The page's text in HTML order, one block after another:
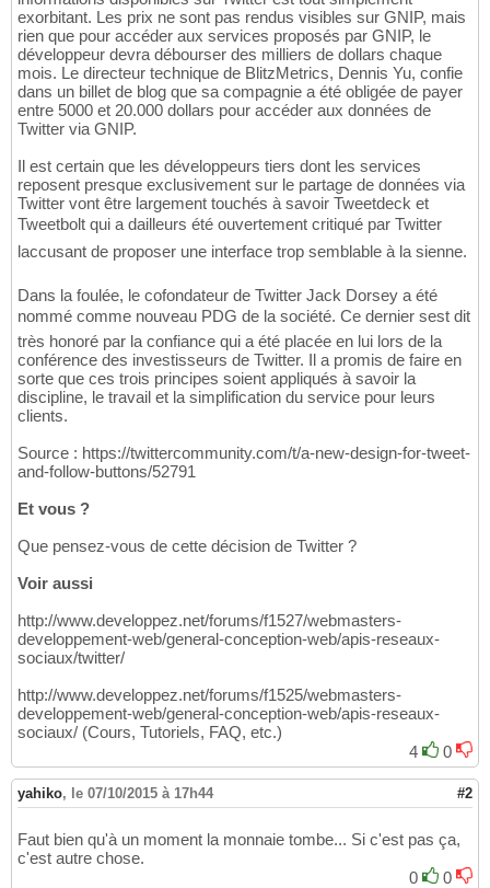
exorbitant. Les prix ne sont pas rendus visibles sur GNIP, mais
rien que pour accéder aux services proposés par GNIP, le
développeur devra débourser des milliers de dollars chaque
mois. Le directeur technique de BlitzMetrics, Dennis Yu, confie
dans un billet de blog que sa compagnie a été obligée de payer
entre 5000 et 20.000 dollars pour accéder aux données de
Twitter via GNIP.
Il est certain que les développeurs tiers dont les services
reposent presque exclusivement sur le partage de données via
Twitter vont être largement touchés à savoir Tweetdeck et
Tweetbolt qui a dailleurs été ouvertement critiqué par Twitter
laccusant de proposer une interface trop semblable à la sienne.
Dans la foulée, le cofondateur de Twitter Jack Dorsey a été
nommé comme nouveau PDG de la société. Ce dernier sest dit
très honoré par la confiance qui a été placée en lui lors de la
conférence des investisseurs de Twitter. Il a promis de faire en
sorte que ces trois principes soient appliqués à savoir la
discipline, le travail et la simplification du service pour leurs
clients.
Source : https://twittercommunity.com/t/a-new-design-for-tweet-
and-follow-buttons/52791
Et vous ?
Que pensez-vous de cette décision de Twitter ?
Voir aussi
http://www.developpez.net/forums/f1527/webmasters-
developpement-web/general-conception-web/apis-reseaux-
sociaux/twitter/
http://www.developpez.net/forums/f1525/webmasters-
developpement-web/general-conception-web/apis-reseaux-
sociaux/ (Cours, Tutoriels, FAQ, etc.)
4
0
yahiko, le 07/10/2015 à 17h44 #2
Faut bien qu'à un moment la monnaie tombe... Si c'est pas ça,
c'est autre chose.
0
0